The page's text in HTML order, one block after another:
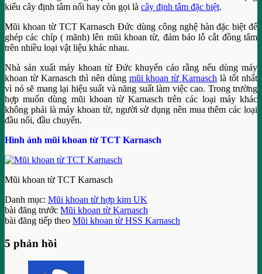
kiểu cây định tâm nối hay còn gọi là cây định tâm đặc biệt.
Mũi khoan từ TCT Karnasch Đức dùng công nghệ hàn đặc biệt để
ghép các chíp ( mãnh) lên mũi khoan từ, đảm bảo lỗ cắt đồng tâm
trên nhiều loại vật liệu khác nhau.
Nhà sản xuất máy khoan từ Đức khuyến cáo rằng nếu dùng máy
khoan từ Karnasch thì nên dùng mũi khoan từ Karnasch là tốt nhất
vì nó sẽ mang lại hiệu suất và năng suất làm việc cao. Trong trường
hợp muốn dùng mũi khoan từ Karnasch trên các loại máy khác
không phải là máy khoan từ, người sử dụng nên mua thêm các loại
đầu nối, đầu chuyển.
Hình ảnh mũi khoan từ TCT Karnasch
Mũi khoan từ TCT Karnasch
Danh mục: Mũi khoan từ hợp kim UK
bài đăng trước Mũi khoan từ Karnasch
bài đăng tiếp theo Mũi khoan từ HSS Karnasch
5 phản hồi